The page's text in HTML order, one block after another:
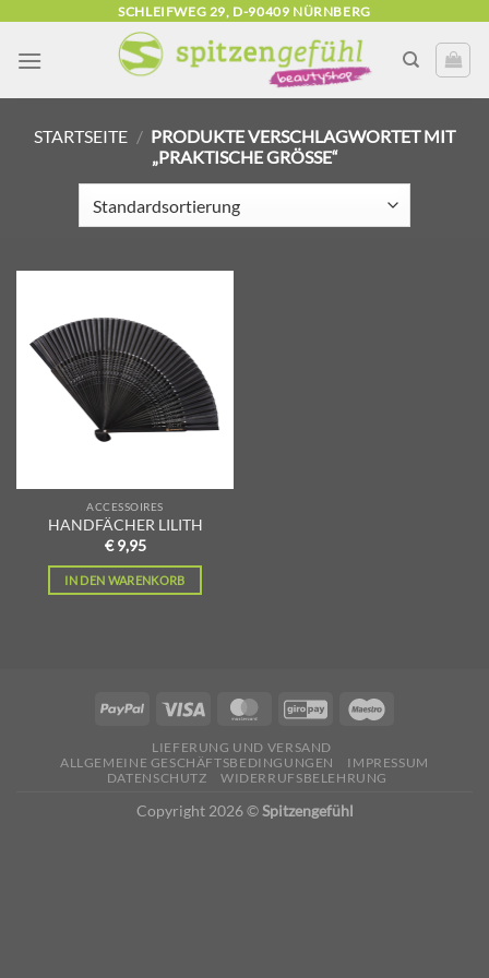
springen
SCHLEIFWEG 29, D-90409 NÜRNBERG
STARTSEITE / PRODUKTE VERSCHLAGWORTET MIT
„PRAKTISCHE GRÖSSE“
Wunschliste
hinzufügen
ACCESSOIRES
HANDFÄCHER LILITH
€ 9,95
IN DEN WARENKORB
LIEFERUNG UND VERSAND
ALLGEMEINE GESCHÄFTSBEDINGUNGEN
IMPRESSUM
DATENSCHUTZ
WIDERRUFSBELEHRUNG
Copyright 2026 ©Spitzengefühl